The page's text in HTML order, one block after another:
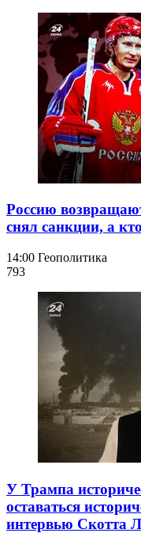
Россию
снял санкции, а
14:00 Геополитика
793
У Трампа
оставаться
интервью Скотта